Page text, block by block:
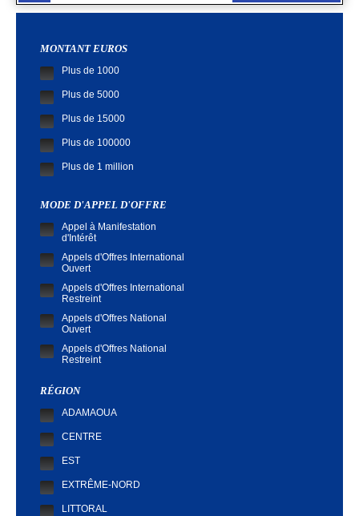
MONTANT EUROS
Plus de 1000
Plus de 5000
Plus de 15000
Plus de 100000
Plus de 1 million
MODE D'APPEL D'OFFRE
Appel à Manifestation
d'Intérêt
Appels d'Offres International
Ouvert
Appels d'Offres International
Restreint
Appels d'Offres National
Ouvert
Appels d'Offres National
Restreint
RÉGION
ADAMAOUA
CENTRE
EST
EXTRÊME-NORD
LITTORAL